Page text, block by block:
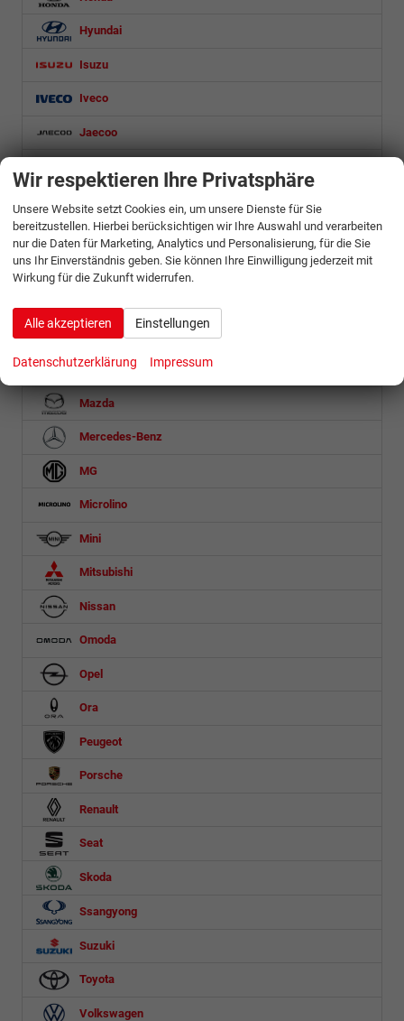
Hyundai
Isuzu
Iveco
Jaecoo
Kia
Lexus
Maxus
Mazda
Mercedes-Benz
MG
Microlino
Mini
Mitsubishi
Nissan
Omoda
Opel
Ora
Peugeot
Porsche
Renault
Seat
Skoda
Ssangyong
Suzuki
Toyota
Volkswagen
Wir respektieren Ihre Privatsphäre
Unsere Website setzt Cookies ein, um unsere Dienste für Sie
bereitzustellen. Hierbei berücksichtigen wir Ihre Auswahl und verarbeiten
nur die Daten für Marketing, Analytics und Personalisierung, für die Sie
uns Ihr Einverständnis geben. Sie können Ihre Einwilligung jederzeit mit
Wirkung für die Zukunft widerrufen.
Alle akzeptieren Einstellungen
Datenschutzerklärung Impressum